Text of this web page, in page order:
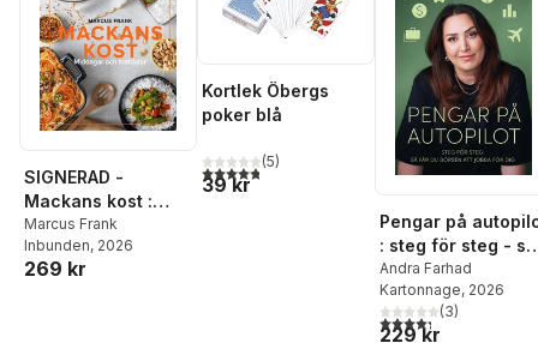
SIGNERAD -
Mackans kost :
Middagar och
matlådor
Marcus Frank
Inbunden, 2026
269 kr
Kortlek Öbergs
poker blå
4,8utav 5 stjärnor. Totalt antal röster:
(5)
39 kr
Pengar på
: steg för steg - så
får du börsen att
jobba för dig
Andra Farhad
Kartonnage, 2026
4,3utav 5 stjärnor.
(3)
229 kr